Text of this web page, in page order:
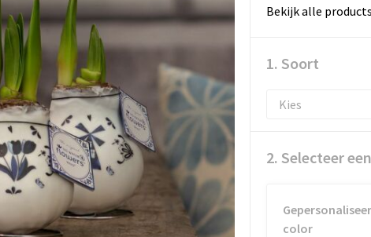
Bekijk alle
1. Soort
2. Selecteer
color